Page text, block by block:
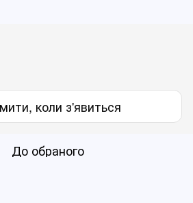
коли з'явиться
До обраного